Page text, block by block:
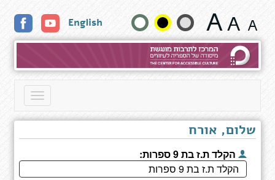
כותר
שנה
גודל
טקסט
English
Toggle
שלום, אורח
הקלד ת.ז בת 9 ספרות: